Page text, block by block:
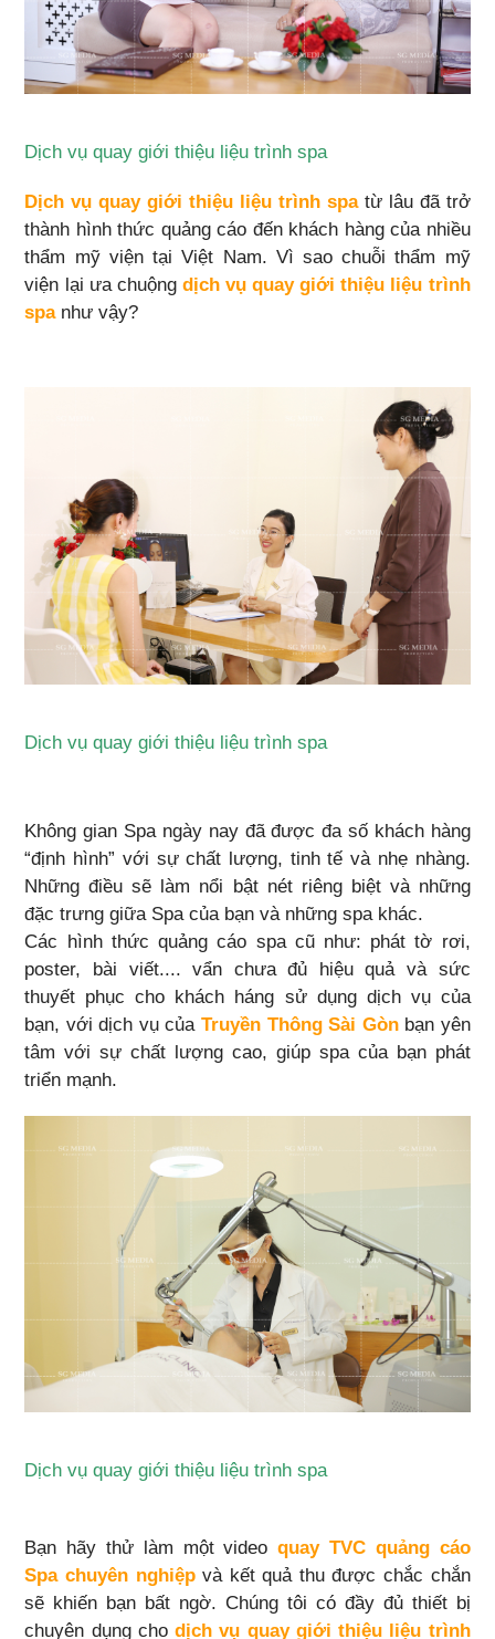
Dịch vụ quay giới thiệu liệu trình spa
Dịch vụ quay giới thiệu liệu trình spa từ lâu đã trở
thành hình thức quảng cáo đến khách hàng của nhiều
thẩm mỹ viện tại Việt Nam. Vì sao chuỗi thẩm mỹ
viện lại ưa chuộng dịch vụ quay giới thiệu liệu trình
spa như vậy?
Dịch vụ quay giới thiệu liệu trình spa
Không gian Spa ngày nay đã được đa số khách hàng
“định hình” với sự chất lượng, tinh tế và nhẹ nhàng.
Những điều sẽ làm nổi bật nét riêng biệt và những
đặc trưng giữa Spa của bạn và những spa khác.
Các hình thức quảng cáo spa cũ như: phát tờ rơi,
poster, bài viết.... vẩn chưa đủ hiệu quả và sức
thuyết phục cho khách háng sử dụng dịch vụ của
bạn, với dịch vụ của Truyền Thông Sài Gònbạn yên
tâm với sự chất lượng cao, giúp spa của bạn phát
triển mạnh.
Dịch vụ quay giới thiệu liệu trình spa
Bạn hãy thử làm một video quay TVC quảng cáo
Spa chuyên nghiệp và kết quả thu được chắc chắn
sẽ khiến bạn bất ngờ. Chúng tôi có đầy đủ thiết bị
chuyên dụng cho dịch vụ quay giới thiệu liệu trình